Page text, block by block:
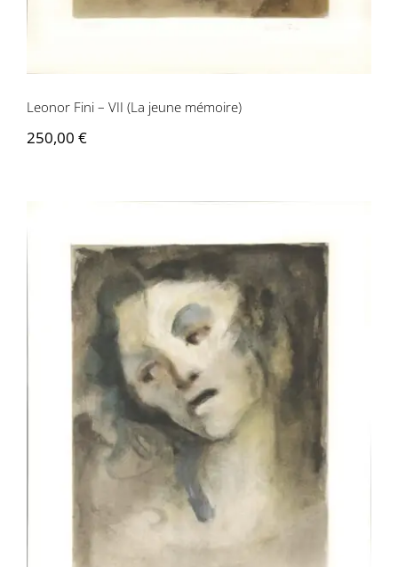
Leonor Fini – VII (La jeune mémoire)
250,00 €
Leonor Fini – XII (Les larmes)